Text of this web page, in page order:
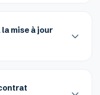
mise à jour